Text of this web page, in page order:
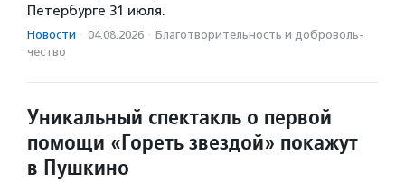
Петербурге 31 июля.
Новости · 04.08.2026 · Благотвори­тель­ность и доброволь­
чест­во
Уникальный спектакль о первой
помощи «Гореть звездой» покажут
в Пушкино